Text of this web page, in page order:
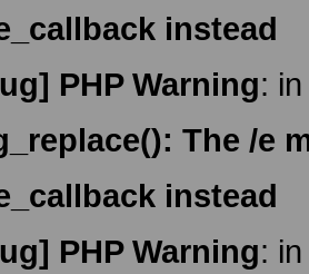
instead
PHP Warning:
The /e
instead
PHP Warning: